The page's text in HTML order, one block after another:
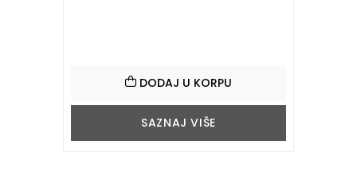
DODAJ U KORPU
SAZNAJ VIŠE